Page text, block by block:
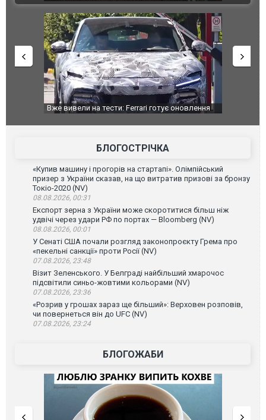
Вийшов трейлер нової екранізації легендарного
фільму "Афера Томаса Крауна"
БЛОГОСТРІЧКА
«Купив машину і прогорів на стартапі». Олімпійський
призер з України сказав, на що витратив призові за бронзу
Токіо-2020 (NV)
08.08.2026, 00:31
Експорт зерна з України може скоротитися більш ніж
удвічі через удари РФ по портах — Bloomberg (NV)
08.08.2026, 00:01
У Сенаті США почали розгляд законопроєкту Грема про
«пекельні санкції» проти Росії (NV)
07.08.2026, 23:48
Візит Зеленського. У Белграді найбільший хмарочос
підсвітили синьо-жовтими кольорами (NV)
07.08.2026, 23:36
«Розрив у грошах зараз ще більший»: Верховен розповів,
чи повернеться він до UFC (NV)
07.08.2026, 23:24
БЛОГОЖАБИ